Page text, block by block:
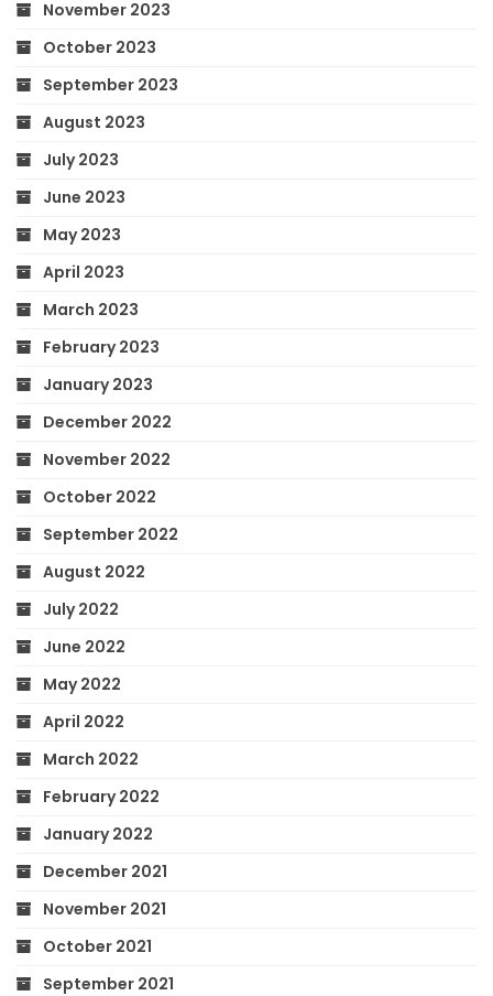
November 2023
October 2023
September 2023
August 2023
July 2023
June 2023
May 2023
April 2023
March 2023
February 2023
January 2023
December 2022
November 2022
October 2022
September 2022
August 2022
July 2022
June 2022
May 2022
April 2022
March 2022
February 2022
January 2022
December 2021
November 2021
October 2021
September 2021